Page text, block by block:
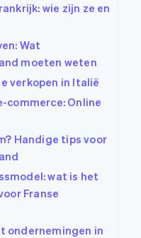
wie zijn ze en
Wat
moeten weten
verkopen in Italië
commerce: Online
Handige tips voor
wat is het
Franse
ondernemingen in